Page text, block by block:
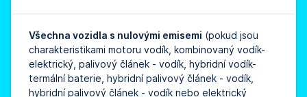
Všechna vozidla s nulovými emisemi (pokud jsou
charakteristikami motoru vodík, kombinovaný vodík-
elektrický, palivový článek - vodík, hybridní vodík-
termální baterie, hybridní palivový článek - vodík,
hybridní palivový článek - vodík nebo elektrický